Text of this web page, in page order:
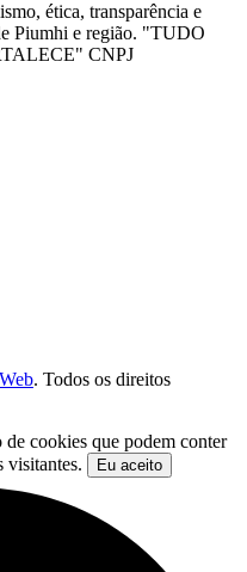
ética, transparência e
Piumhi e região. "TUDO
CNPJ
. Todos os direitos
de cookies que podem conter
visitantes.
Eu aceito